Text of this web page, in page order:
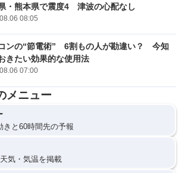
・熊本県で震度4 津波の心配なし
08:05
ンの“節電術” 6割もの人が勘違い？ 今知
きたい効果的な使用法
07:00
メニュー
きと60時間先の予報
気・気温を掲載